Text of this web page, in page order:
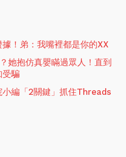
！弟：我嘴裡都是你的XX
她抱仿真嬰瞞過眾人！直到
受騙
小編「2關鍵」抓住Threads